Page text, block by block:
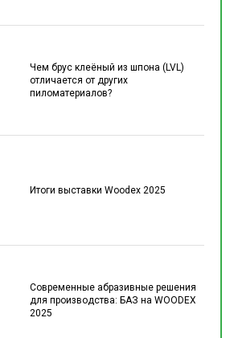
Чем брус клеёный из шпона (LVL)
отличается от других
пиломатериалов?
Итоги выставки Woodex 2025
Современные абразивные решения
для производства: БАЗ на WOODEX
2025